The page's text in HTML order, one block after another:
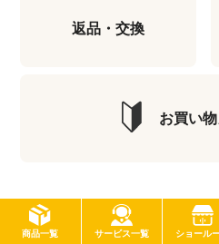
商品一覧 サービス一覧 ショール
返品・交換
お買い